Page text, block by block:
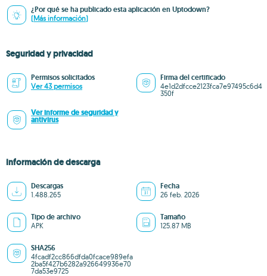
¿Por qué se ha publicado esta aplicación en Uptodown?
(Más información)
Seguridad y privacidad
Permisos solicitados
Ver 43 permisos
Firma del certificado
4e1d2dfcce2123fca7e97495c6d4
350f
Ver informe de seguridad y
antivirus
Información de descarga
Descargas
1.488.265
Fecha
26 feb. 2026
Tipo de archivo
APK
Tamaño
125.87 MB
SHA256
4fcadf2cc866dfda0fcace989efa
2ba5f427b6282a926649936e70
7da53e9725